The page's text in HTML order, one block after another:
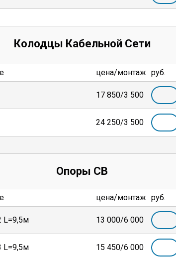
Колодцы Кабельной Сети
цена/монтаж руб.
17 850/3 500
24 250/3 500
Опоры СВ
цена/монтаж руб.
L=9,5м 13 000/6 000
L=9,5м 15 450/6 000